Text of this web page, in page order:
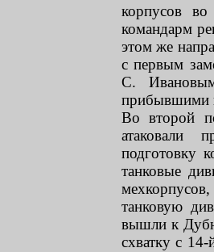
корпусов
командарм
этом же
с первым
С.
прибывшими
Во второй
атаковали
подготовку
танковые
танковую
вышли к
схватку с 14-